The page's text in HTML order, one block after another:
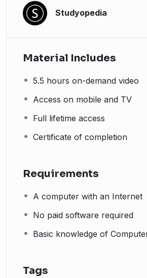
Studyopedia
Material Includes
5.5 hours on-demand video
Access on mobile and TV
Full lifetime access
Certificate of completion
Requirements
A computer with an Internet
No paid software required
Basic knowledge of
Tags